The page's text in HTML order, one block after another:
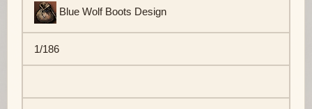
Blue Wolf Boots Design
1/186